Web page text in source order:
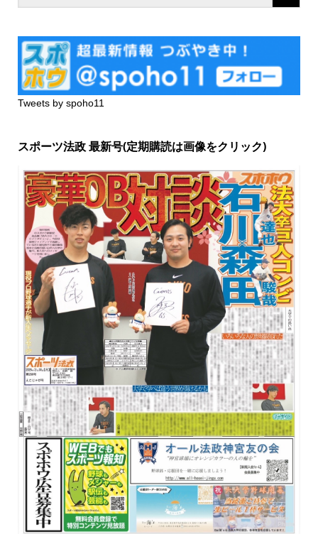
Tweets by spoho11
スポーツ法政 最新号(定期購読は画像をクリック)